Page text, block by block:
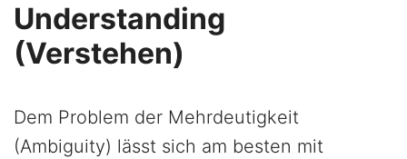
Understanding
(Verstehen)
Dem Problem der Mehrdeutigkeit
(Ambiguity) lässt sich am besten mit